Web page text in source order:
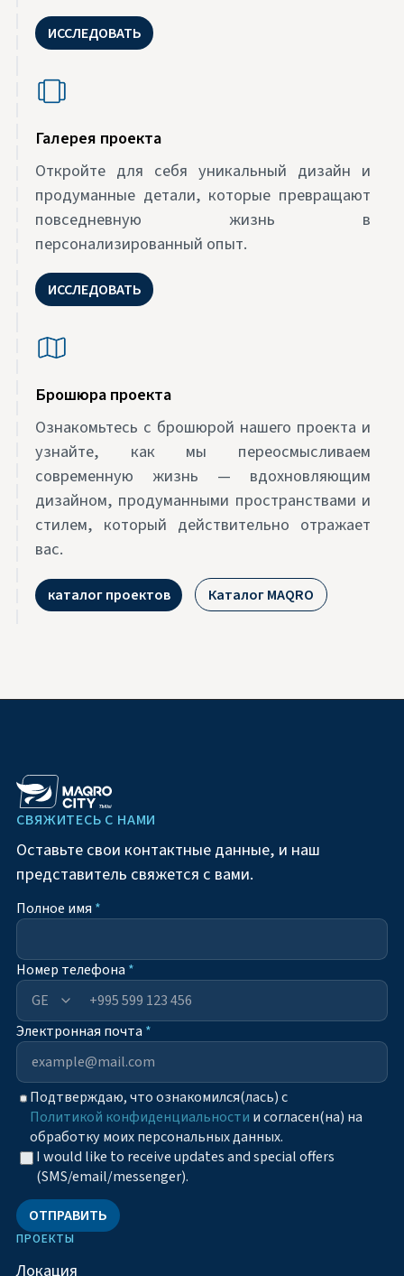
ИССЛЕДОВАТЬ
Галерея проекта
Откройте для себя уникальный дизайн и
продуманные детали, которые превращают
повседневную жизнь в
персонализированный опыт.
ИССЛЕДОВАТЬ
Брошюра проекта
Ознакомьтесь с брошюрой нашего проекта и
узнайте, как мы переосмысливаем
современную жизнь — вдохновляющим
дизайном, продуманными пространствами и
стилем, который действительно отражает
вас.
каталог проектов Каталог MAQRO
СВЯЖИТЕСЬ С НАМИ
Оставьте свои контактные данные, и наш
представитель свяжется с вами.
Полное имя *
Номер телефона *
+995
Электронная почта *
Подтверждаю, что ознакомился(лась) с
Политикой конфиденциальности и согласен(на) на
обработку моих персональных данных.
I would like to receive updates and special offers
(SMS/email/messenger).
ОТПРАВИТЬ
ПРОЕКТЫ
Локация